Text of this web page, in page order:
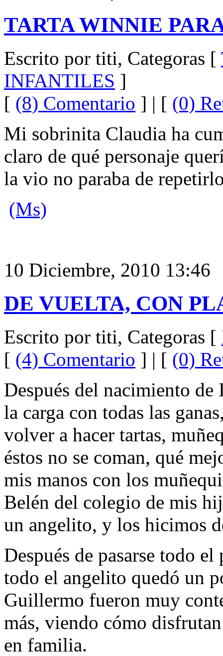
TARTA WINNIE
Escrito por titi, Categoras [
INFANTILES ]
[ (8) Comentario ] | [ (0)
Mi sobrinita Claudia ha
claro de qué personaje
la vio no paraba de
(Ms)
10 Diciembre, 2010 13:46
DE VUELTA, CON
Escrito por titi, Categoras [
[ (4) Comentario ] | [ (0)
Después del nacimiento
la carga con todas las
volver a hacer tartas,
éstos no se coman, qué
mis manos con los
Belén del colegio de mis
un angelito, y los hicimos
Después de pasarse todo
todo el angelito quedó un
Guillermo fueron muy
más, viendo cómo
en familia.